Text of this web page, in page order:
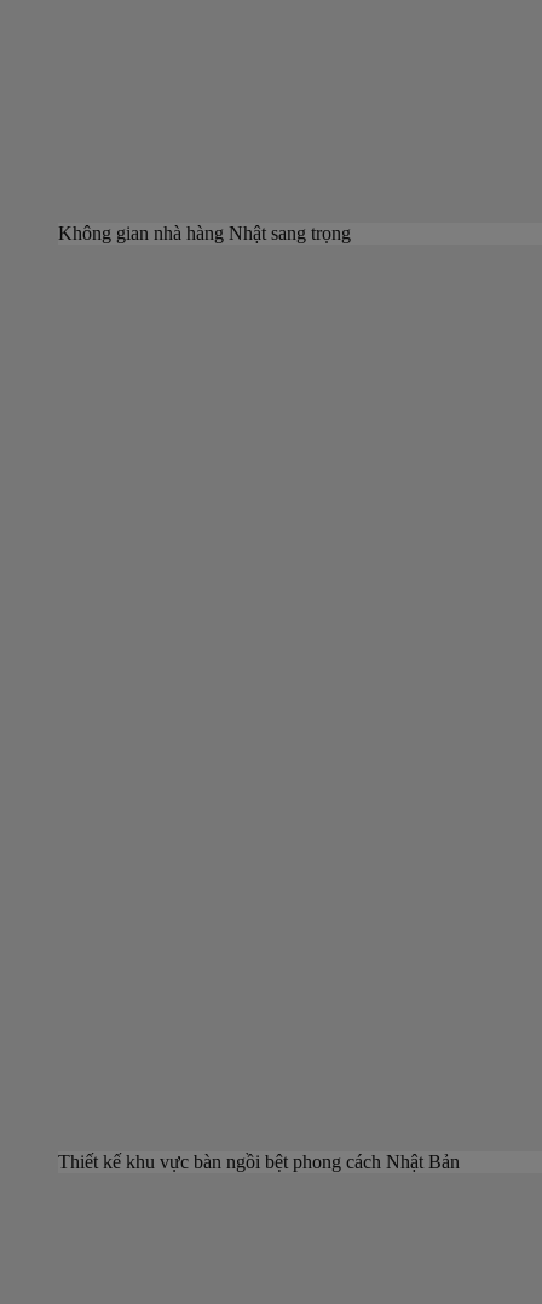
Không gian nhà hàng Nhật sang trọng
Thiết kế khu vực bàn ngồi bệt phong cách Nhật Bản